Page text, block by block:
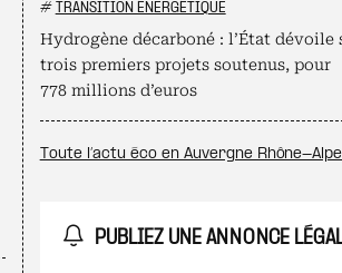
# TRANSITION ÉNERGÉTIQUE
Hydrogène décarboné : l’État dévoile
trois premiers projets soutenus, pour
778 millions d’euros
Toute l’actu éco en Auvergne Rhône-
PUBLIEZ UNE ANNONCE